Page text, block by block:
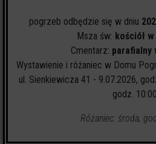
pogrzeb odbędzie się w dniu
Msza św: kościół
Cmentarz: parafialny
Wystawienie i różaniec w Domu
ul. Sienkiewicza 41 - 9.07.2026,
godz.
Różaniec: środa,